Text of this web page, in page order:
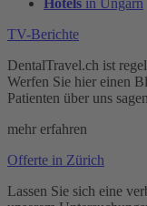
Hotels in Ungarn
TV-Berichte
DentalTravel.ch ist
Werfen Sie hier einen
Patienten über uns
mehr erfahren
Offerte in Zürich
Lassen Sie sich eine